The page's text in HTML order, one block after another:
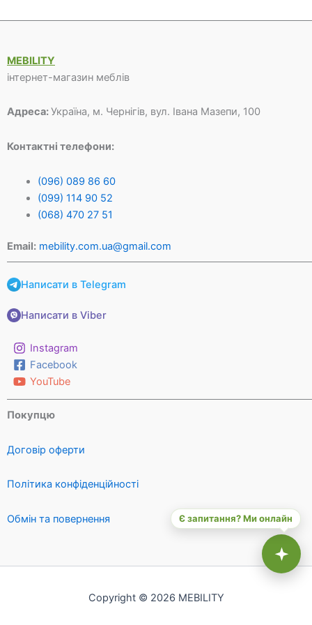
MEBILITY
інтернет-магазин меблів
Адреса:Україна, м. Чернігів, вул. Івана Мазепи, 100
Контактні телефони:
(096) 089 86 60
(099) 114 90 52
(068) 470 27 51
Email: mebility.com.ua@gmail.com
Написати в Telegram
Написати в Viber
Instagram
Facebook
YouTube
Покупцю
Договір оферти
Політика конфіденційності
Обмін та повернення
Copyright © 2026 MEBILITY
Є запитання? Ми онлайн